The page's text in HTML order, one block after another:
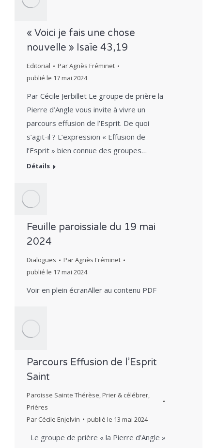
« Voici je fais une chose
nouvelle » Isaïe 43,19
Editorial ParAgnès Fréminet
publié le 17 mai 2024
Par Cécile Jerbillet Le groupe de prière la
Pierre d’Angle vous invite à vivre un
parcours effusion de l’Esprit. De quoi
s’agit-il ? L’expression « Effusion de
l’Esprit » bien connue des groupes…
Détails
Feuille paroissiale du 19 mai
2024
Dialogues ParAgnès Fréminet
publié le 17 mai 2024
Voir en plein écranAller au contenu PDF
Parcours Effusion de l’Esprit
Saint
Paroisse Sainte Thérèse Prier & célébrer
Prières
Par Cécile Enjelvin publié le 13 mai 2024
Le groupe de prière « la Pierre d’Angle »